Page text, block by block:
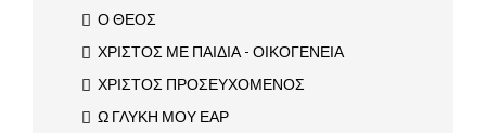
Ο ΘΕΟΣ
ΧΡΙΣΤΟΣ ΜΕ ΠΑΙΔΙΑ - ΟΙΚΟΓΕΝΕΙΑ
ΧΡΙΣΤΟΣ ΠΡΟΣΕΥΧΟΜΕΝΟΣ
Ω ΓΛΥΚΗ ΜΟΥ ΕΑΡ